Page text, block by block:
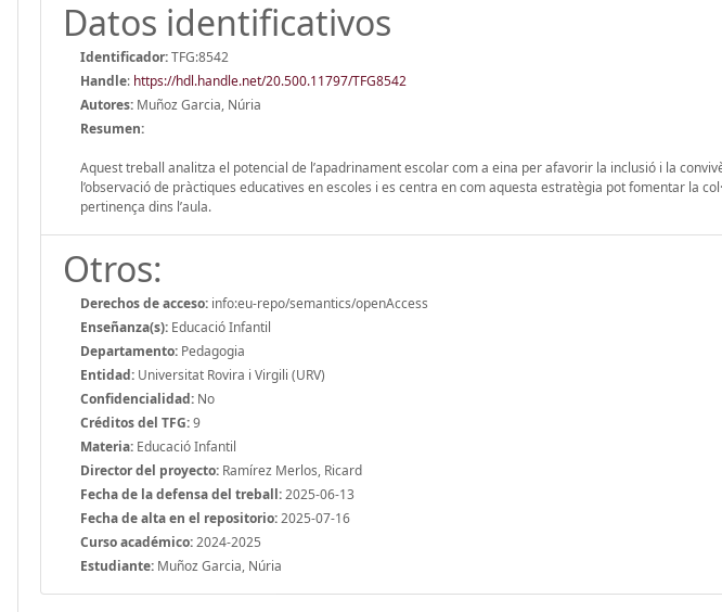
Datos identificativos
Identificador:TFG:8542
Handle: https://hdl.handle.net/20.500.11797/TFG8542
Autores: Muñoz Garcia, Núria
Resumen:
Aquest treball analitza el potencial de l’apadrinament escolar com a eina per afavorir la inclusió i la
l’observació de pràctiques educatives en escoles i es centra en com aquesta estratègia pot fomentar la
pertinença dins l’aula.
Otros:
Derechos de acceso: info:eu-repo/semantics/openAccess
Enseñanza(s): Educació Infantil
Departamento: Pedagogia
Entidad: Universitat Rovira i Virgili (URV)
Confidencialidad: No
Créditos del TFG:9
Materia: Educació Infantil
Director del proyecto: Ramírez Merlos, Ricard
Fecha de la defensa del treball:2025-06-13
Fecha de alta en el repositorio:2025-07-16
Curso académico:2024-2025
Estudiante: Muñoz Garcia, Núria